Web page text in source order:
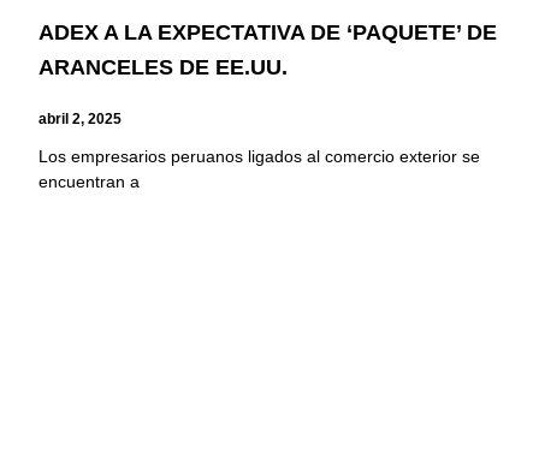
ADEX A LA EXPECTATIVA DE ‘PAQUETE’ DE
ARANCELES DE EE.UU.
abril 2, 2025
Los empresarios peruanos ligados al comercio exterior se
encuentran a